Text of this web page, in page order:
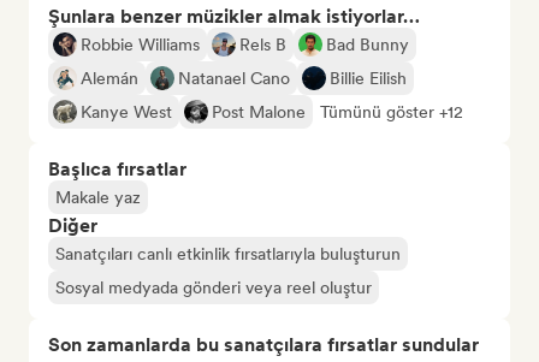
Şunlara benzer müzikler almak istiyorlar…
Robbie Williams Rels B
Bad Bunny
Alemán
Natanael Cano
Billie Eilish
Kanye West
Post Malone Tümünü göster +12
Başlıca fırsatlar
Makale yaz
Diğer
Sanatçıları canlı etkinlik fırsatlarıyla buluşturun
Sosyal medyada gönderi veya reel oluştur
Son zamanlarda bu sanatçılara fırsatlar sundular